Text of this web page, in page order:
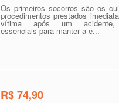
Os primeiros socorros são os
procedimentos prestados
vítima após um acidente,
essenciais para manter a e...
R$ 74,90